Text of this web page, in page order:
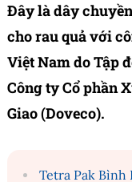
Đây là dây
cho rau quả với
Việt Nam do Tập
Công ty Cổ phần
Giao (Doveco).
Tetra Pak Bình